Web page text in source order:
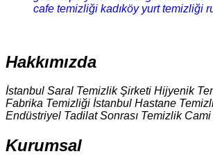
cafe temizliği kadıköy yurt temizliği
Hakkımızda
İstanbul Saral Temizlik Şirketi Hijyenik
Fabrika Temizliği İstanbul Hastane
Endüstriyel Tadilat Sonrası Temizlik
Kurumsal